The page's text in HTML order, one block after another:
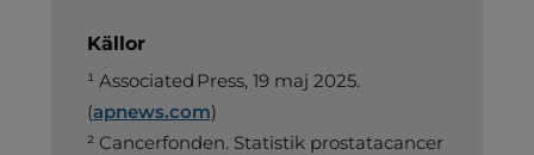
Källor
¹ Associated Press, 19 maj 2025.
(apnews.com)
² Cancerfonden. Statistik prostatacancer